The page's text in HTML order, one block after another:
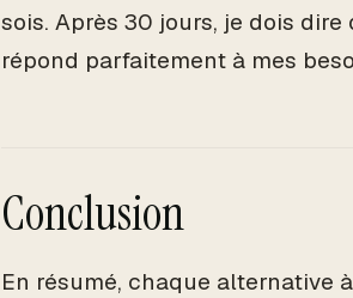
sois. Après 30 jours, je dois
répond parfaitement à mes
Conclusion
En résumé, chaque alternative